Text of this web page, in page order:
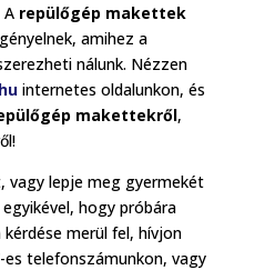
A repülőgép makettek
amihez a
nálunk. Nézzen
internetes oldalunkon, és
makettekről,
vagy lepje meg gyermekét
hogy próbára
merül fel, hívjon
telefonszámunkon, vagy